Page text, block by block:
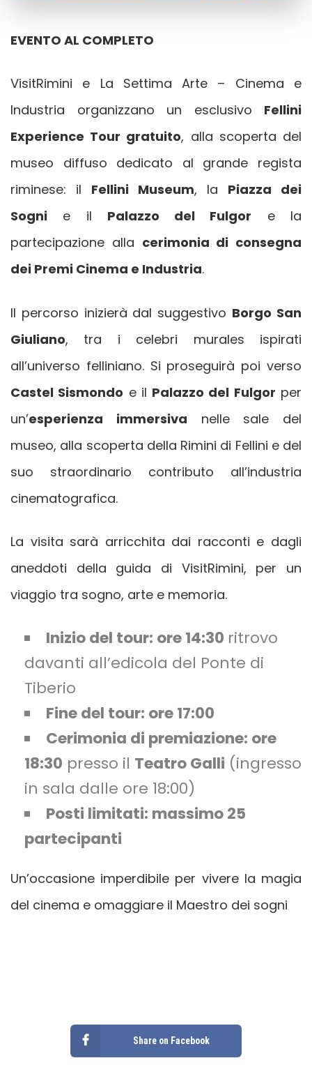
EVENTO AL COMPLETO
VisitRimini e La Settima Arte – Cinema e
Industria organizzano un esclusivo Fellini
Experience Tour gratuito, alla scoperta del
museo diffuso dedicato al grande regista
riminese: il Fellini Museum, la Piazza dei
Sogni e il Palazzo del Fulgor e la
partecipazione alla cerimonia di consegna
dei Premi Cinema e Industria.
Il percorso inizierà dal suggestivo Borgo San
Giuliano, tra i celebri murales ispirati
all’universo felliniano. Si proseguirà poi verso
Castel Sismondo e il Palazzo del Fulgor per
un’esperienza immersiva nelle sale del
museo, alla scoperta della Rimini di Fellini e del
suo straordinario contributo all’industria
cinematografica.
La visita sarà arricchita dai racconti e dagli
aneddoti della guida di VisitRimini, per un
viaggio tra sogno, arte e memoria.
Inizio del tour: ore 14:30 ritrovo
davanti all’edicola del Ponte di
Tiberio
Fine del tour: ore 17:00
Cerimonia di premiazione: ore
18:30 presso il Teatro Galli (ingresso
in sala dalle ore 18:00)
Posti limitati: massimo 25
partecipanti
Un’occasione imperdibile per vivere la magia
del cinema e omaggiare il Maestro dei sogni
Share on Facebook